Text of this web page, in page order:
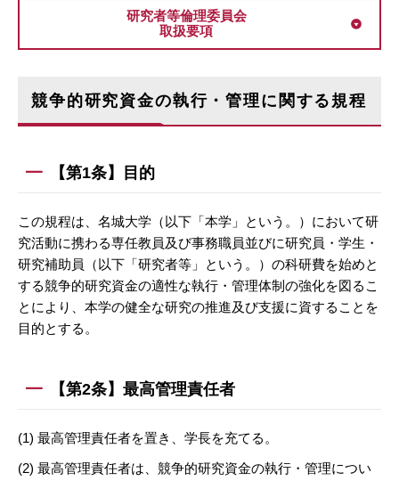
研究者等倫理委員会
取扱要項
競争的研究資金の執行・管理に関する規程
【第1条】目的
この規程は、名城大学（以下「本学」という。）において研
究活動に携わる専任教員及び事務職員並びに研究員・学生・
研究補助員（以下「研究者等」という。）の科研費を始めと
する競争的研究資金の適性な執行・管理体制の強化を図るこ
とにより、本学の健全な研究の推進及び支援に資することを
目的とする。
【第2条】最高管理責任者
(1) 最高管理責任者を置き、学長を充てる。
(2) 最高管理責任者は、競争的研究資金の執行・管理につい